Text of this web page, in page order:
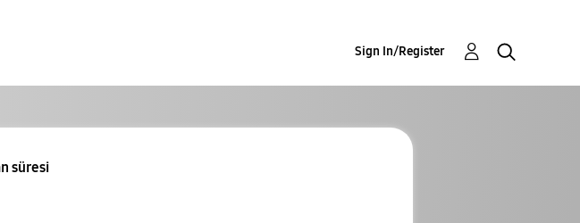
Sign In/Register
süresi